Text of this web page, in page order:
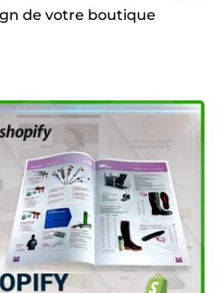
de votre boutique